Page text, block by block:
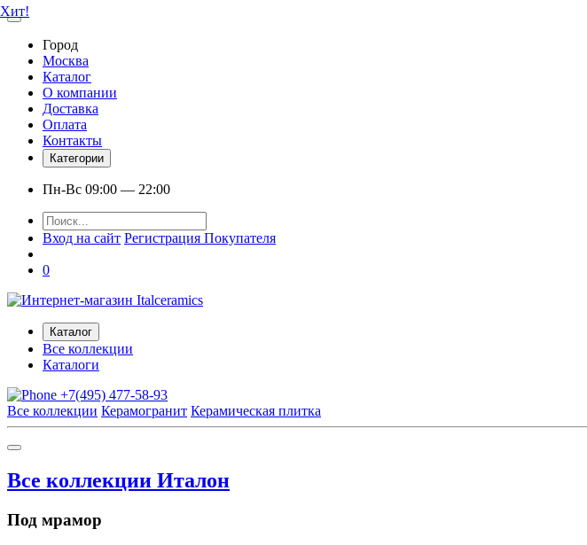
Город
Москва
Каталог
О компании
Доставка
Оплата
Контакты
Категории
Пн-Вс 09:00 — 22:00
Вход на сайт Регистрация Покупателя
0
Каталог
Все коллекции
Каталоги
+7(495) 477-58-93
Все коллекции Керамогранит Керамическая плитка
Все коллекции Италон
Под мрамор
Хит!